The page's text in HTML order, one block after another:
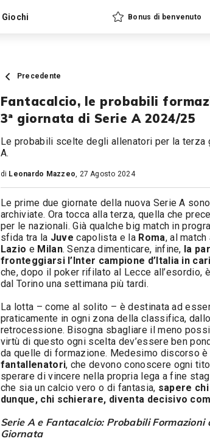
Giochi Bonus di benvenuto
Precedente
Fantacalcio, le probabili
3ª giornata di Serie A 2024/25
Le probabili scelte degli allenatori per la terza
A.
di Leonardo Mazzeo, 27 Agosto 2024
Le prime due giornate della nuova Serie A
archiviate. Ora tocca alla terza, quella che
per le nazionali. Già qualche big match in
sfida tra la Juvecapolista e la Roma, al match
Lazio e Milan. Senza dimenticare, infine, la
fronteggiarsi l’Inter campione d’Italia in
che, dopo il poker rifilato al Lecce all’esordio,
dal Torino una settimana più tardi.
La lotta – come al solito – è destinata ad
praticamente in ogni zona della classifica,
retrocessione. Bisogna sbagliare il meno
virtù di questo ogni scelta dev’essere ben
da quelle di formazione. Medesimo discorso è
fantallenatori, che devono conoscere ogni
sperare di vincere nella propria lega a fine
che sia un calcio vero o di fantasia, sapere
dunque, chi schierare, diventa decisivo
Serie A e Fantacalcio: Probabili Formazioni
Giornata